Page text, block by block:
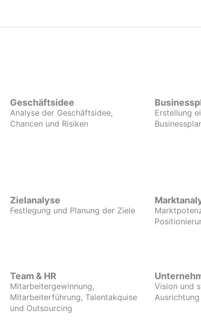
Geschäftsidee
Analyse der Geschäftsidee,
Chancen und Risiken
Erstellung
Zielanalyse
Festlegung und Planung der Ziele
Team & HR
Mitarbeitergewinnung,
Mitarbeiterführung, Talentakquise
und Outsourcing
Vision und